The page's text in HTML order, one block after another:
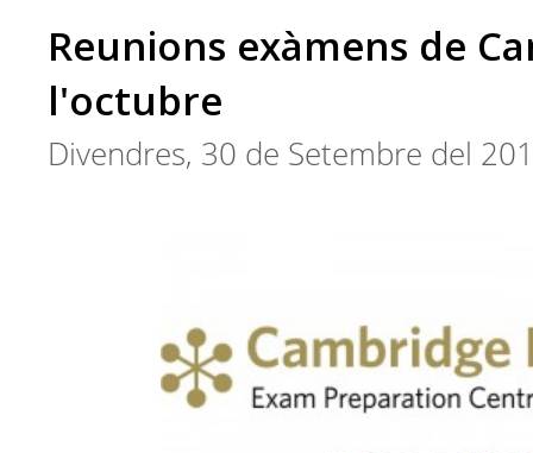
Reunions exàmens de
l'octubre
Divendres, 30 de Setembre del